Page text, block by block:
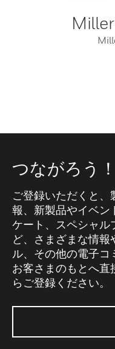
つながろう！
ご登録いただくと
報、新製品やイベン
ケート、スペシャル
ど、さまざまな情
ル、その他の電子コ
お客さまのもとへ直
らご登録ください。